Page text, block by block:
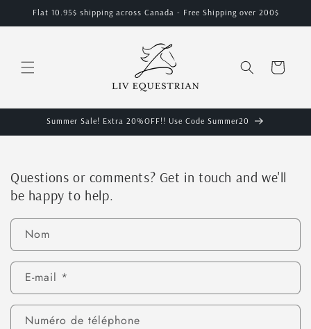
passer
au
Flat 10.95$ shipping across Canada - Free Shipping over 200$
Panier
Summer Sale! Extra 20%OFF!! Use Code Summer20
Questions or comments? Get in touch and we'll
be happy to help.
Nom
E-mail *
Numéro de téléphone